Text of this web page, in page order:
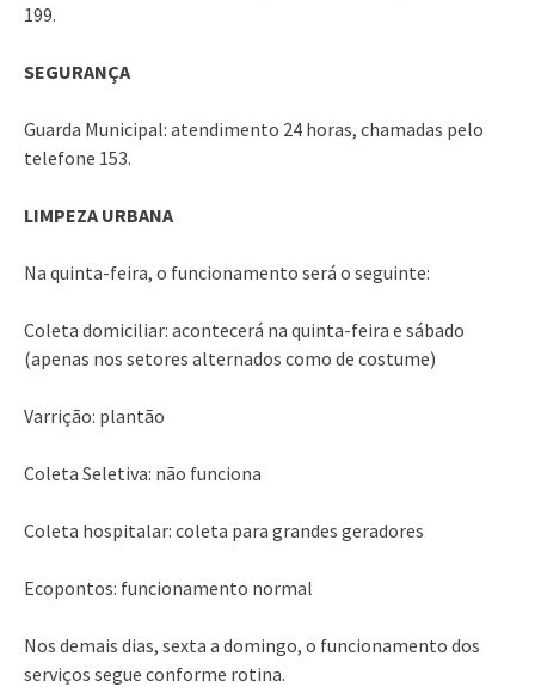
199.
SEGURANÇA
Guarda Municipal: atendimento 24 horas, chamadas pelo
telefone 153.
LIMPEZA URBANA
Na quinta-feira, o funcionamento será o seguinte:
Coleta domiciliar: acontecerá na quinta-feira e sábado
(apenas nos setores alternados como de costume)
Varrição: plantão
Coleta Seletiva: não funciona
Coleta hospitalar: coleta para grandes geradores
Ecopontos: funcionamento normal
Nos demais dias, sexta a domingo, o funcionamento dos
serviços segue conforme rotina.